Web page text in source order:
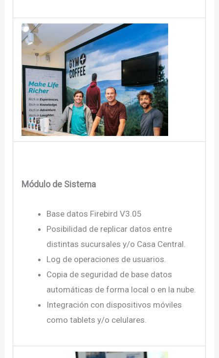
Módulo de Sistema
Base datos Firebird V3.05
Posibilidad de replicar datos entre
distintas sucursales y/o Casa Central.
Log de operaciones de usuarios.
Copia de seguridad de base datos
automáticas de forma local o en la nube.
Integración con dispositivos móviles
como tablets y/o celulares.